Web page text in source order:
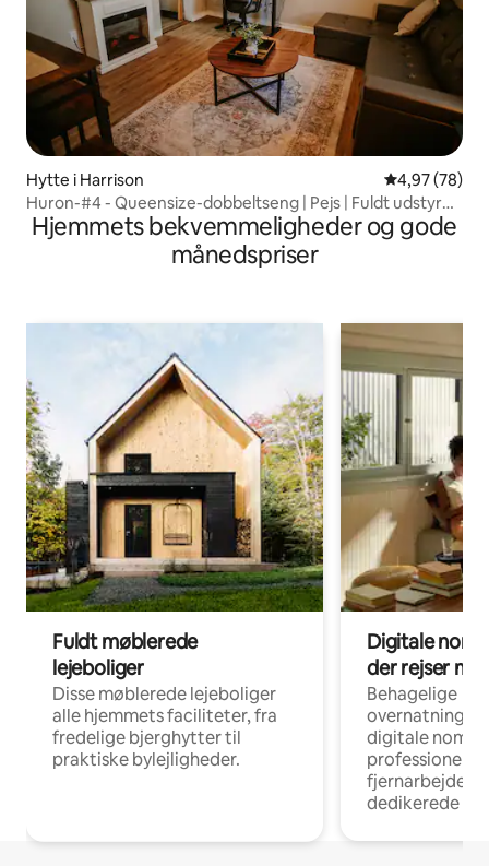
Hytte i Harrison 4,97 ud af 5 i
4,97 (78)
Huron-#4 - Queensize-dobbeltseng | Pejs | Fuldt udstyret
køkken | Wi-fi
Hjemmets bekvemmeligheder og gode
månedspriser
Fuldt møblerede
lejeboliger
Disse møblerede lejeboliger
alle hjemmets faciliteter, fra
fredelige bjerghytter til
praktiske bylejligheder.
Digitale
der rejser
Behagelige
digitale
professionelle
fjernarbejde,
dedikerede